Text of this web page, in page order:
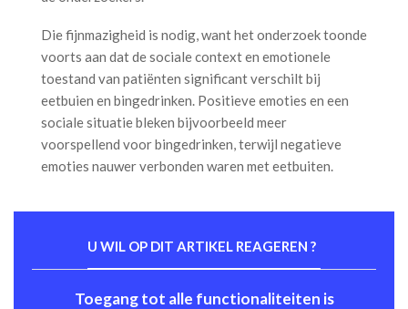
Die fijnmazigheid is nodig, want het onderzoek toonde
voorts aan dat de sociale context en emotionele
toestand van patiënten significant verschilt bij
eetbuien en bingedrinken. Positieve emoties en een
sociale situatie bleken bijvoorbeeld meer
voorspellend voor bingedrinken, terwijl negatieve
emoties nauwer verbonden waren met eetbuiten.
U WIL OP DIT ARTIKEL REAGEREN ?
Toegang tot alle functionaliteiten is